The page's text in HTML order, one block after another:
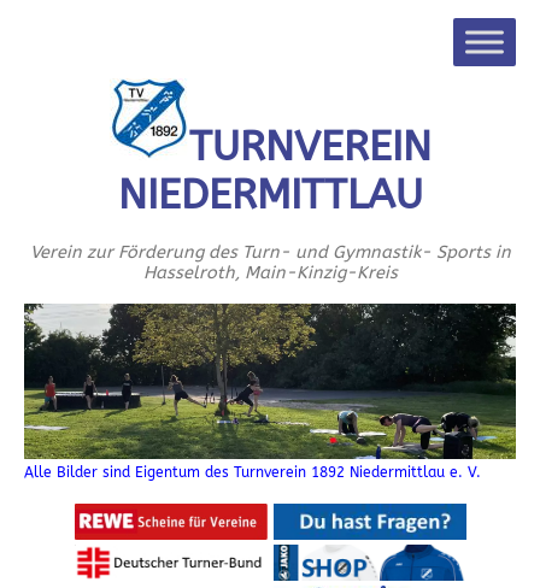
TURNVEREIN
NIEDERMITTLAU
Verein zur Förderung des Turn- und Gymnastik- Sports in
Hasselroth, Main-Kinzig-Kreis
Alle Bilder sind Eigentum des Turnverein 1892 Niedermittlau e. V.